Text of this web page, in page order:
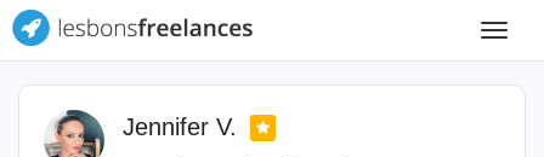
Toggle
Jennifer V.